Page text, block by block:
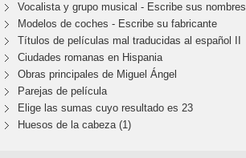
Vocalista y grupo musical - Escribe sus nombres
Modelos de coches - Escribe su fabricante
Títulos de películas mal traducidas al español II
Ciudades romanas en Hispania
Obras principales de Miguel Ángel
Parejas de película
Elige las sumas cuyo resultado es 23
Huesos de la cabeza (1)